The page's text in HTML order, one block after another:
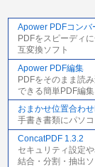
Apower PDFコンバ
PDFをスピーディ
互変換ソフト
Apower PDF編集
PDFをそのまま読
できる簡単PDF編集
おまかせ位置合わ
手書き書類にパソ
ConcatPDF 1.3.2
セキュリティ設定
結合・分割・抽出ソ